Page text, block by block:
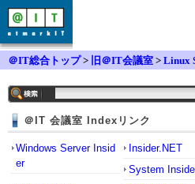
＠IT総合トップ> 旧＠IT会議室 > Linux
＠IT 会議室 Indexリンク
Windows Server Insid
er
Insider.NET
System